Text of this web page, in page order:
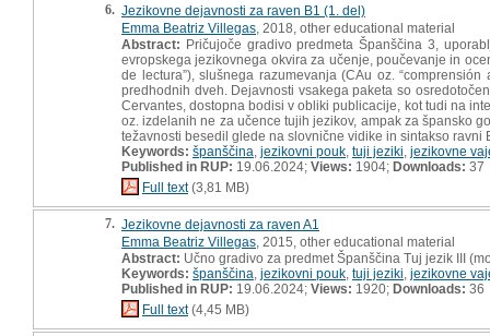
6. Jezikovne dejavnosti za raven B1 (1. del)
Emma Beatriz Villegas , 2018, other educational material
Abstract: Pričujoče gradivo predmeta Španščina 3,
evropskega jezikovnega okvira za učenje, poučevanje in
de lectura”), slušnega razumevanja (CAu oz.
predhodnih dveh. Dejavnosti vsakega paketa so
Cervantes, dostopna bodisi v obliki publicacije, kot tudi na
oz. izdelanih ne za učence tujih jezikov, ampak za špansko
težavnosti besedil glede na slovnične vidike in sintakso
Keywords: španščina jezikovni pouk tuji jeziki jezikovne
Published in RUP: 19.06.2024; Views: 1904; Downloads: 37
Full text(3,81 MB)
7. Jezikovne dejavnosti za raven A1
Emma Beatriz Villegas , 2015, other educational material
Abstract: Učno gradivo za predmet Španščina Tuj jezik III
Keywords: španščina jezikovni pouk tuji jeziki jezikovne
Published in RUP: 19.06.2024; Views: 1920; Downloads: 36
Full text(4,45 MB)